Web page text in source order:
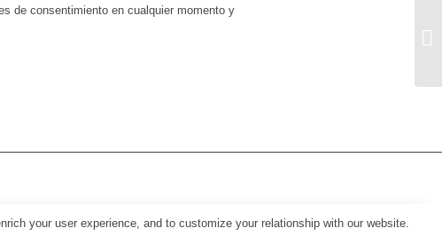
de consentimiento en cualquier momento y
your user experience, and to customize your relationship with our website.